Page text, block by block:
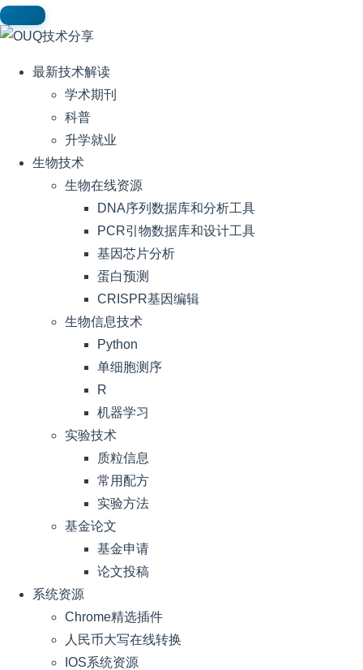
最新技术解读
学术期刊
科普
升学就业
生物技术
生物在线资源
DNA序列数据库和分析工具
PCR引物数据库和设计工具
基因芯片分析
蛋白预测
CRISPR基因编辑
生物信息技术
Python
单细胞测序
R
机器学习
实验技术
质粒信息
常用配方
实验方法
基金论文
基金申请
论文投稿
系统资源
Chrome精选插件
人民币大写在线转换
IOS系统资源